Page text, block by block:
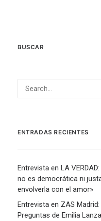
BUSCAR
ENTRADAS RECIENTES
Entrevista en LA
no es democrática ni
envolverla con el amor»
Entrevista en ZAS Madrid:
Preguntas de Emilia